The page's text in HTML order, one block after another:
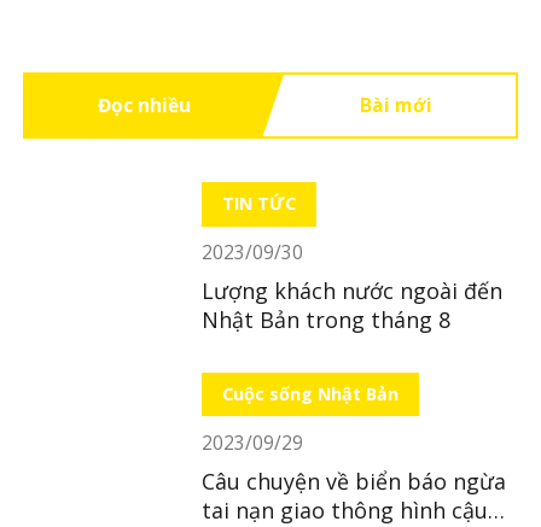
Đọc nhiều Bài mới
TIN TỨC
2023/09/30
Lượng khách nước ngoài đến
Nhật Bản trong tháng 8
Cuộc sống Nhật Bản
2023/09/29
Câu chuyện về biển báo ngừa
tai nạn giao thông hình cậu